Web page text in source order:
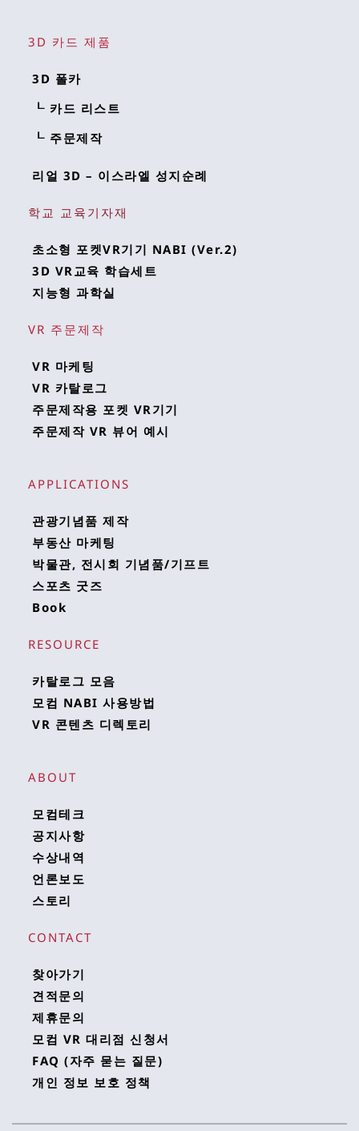
3D 카드 제품
3D 폴카
┖ 카드 리스트
┖ 주문제작
리얼 3D – 이스라엘 성지순례
학교 교육기자재
초소형 포켓VR기기 NABI (Ver.2)
3D VR교육 학습세트
지능형 과학실
VR 주문제작
VR 마케팅
VR 카탈로그
주문제작용 포켓 VR기기
주문제작 VR 뷰어 예시
APPLICATIONS
관광기념품 제작
부동산 마케팅
박물관, 전시회 기념품/기프트
스포츠 굿즈
Book
RESOURCE
카탈로그 모음
모컴 NABI 사용방법
VR 콘텐츠 디렉토리
ABOUT
모컴테크
공지사항
수상내역
언론보도
스토리
CONTACT
찾아가기
견적문의
제휴문의
모컴 VR 대리점 신청서
FAQ (자주 묻는 질문)
개인 정보 보호 정책